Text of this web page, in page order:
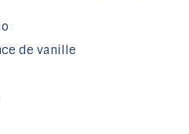
de vanille